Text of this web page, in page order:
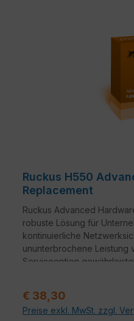
Ruckus H550
Replacement
Ruckus Advanced
robuste Lösung für
kontinuierliche
ununterbrochene Leistung
Serviceoption
Verkaufspreis:
€ 38,30
Preise exkl. MwSt. zzgl.